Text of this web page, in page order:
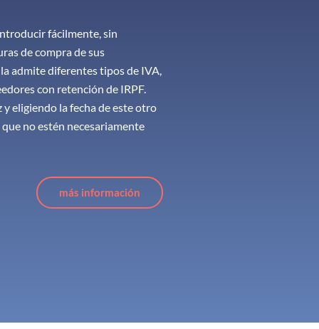
fácilmente, sin
de compra de sus
admite diferentes tipos de IVA,
con retención de IRPF.
y eligiendo la fecha de este otro
no estén necesariamente
más información